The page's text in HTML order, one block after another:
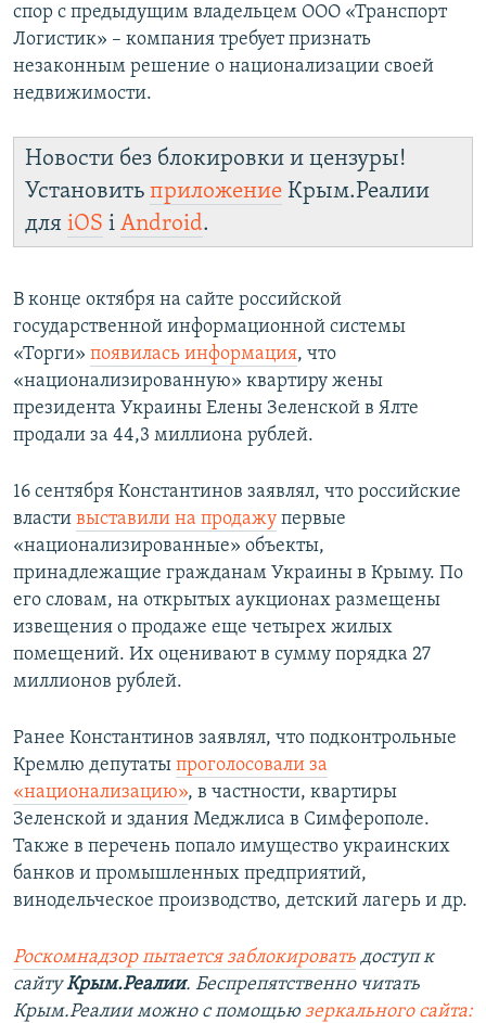
спор с предыдущим владельцем ООО «Транспорт
Логистик» – компания требует признать
незаконным решение о национализации своей
недвижимости.
Новости без блокировки и цензуры!
Установить приложение Крым.Реалии
для iOS і Android.
В конце октября на сайте российской
государственной информационной системы
«Торги» появилась информация, что
«национализированную» квартиру жены
президента Украины Елены Зеленской в Ялте
продали за 44,3 миллиона рублей.
16 сентября Константинов заявлял, что российские
власти выставили на продажу первые
«национализированные» объекты,
принадлежащие гражданам Украины в Крыму. По
его словам, на открытых аукционах размещены
извещения о продаже еще четырех жилых
помещений. Их оценивают в сумму порядка 27
миллионов рублей.
Ранее Константинов заявлял, что подконтрольные
Кремлю депутаты проголосовали за
«национализацию», в частности, квартиры
Зеленской и здания Меджлиса в Симферополе.
Также в перечень попало имущество украинских
банков и промышленных предприятий,
винодельческое производство, детский лагерь и др.
Роскомнадзор пытается заблокировать доступ к
сайтуКрым.Реалии. Беспрепятственно читать
Крым.Реалии можно с помощью зеркального сайта: